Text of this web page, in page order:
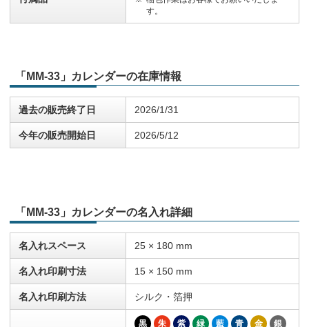
す。
「MM-33」カレンダーの在庫情報
過去の販売終了日 2026/1/31
今年の販売開始日 2026/5/12
「MM-33」カレンダーの名入れ詳細
名入れスペース 25 × 180 mm
名入れ印刷寸法 15 × 150 mm
名入れ印刷方法 シルク・箔押
黒 朱 紫 緑 藍 青 金 銀